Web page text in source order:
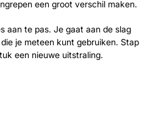
een groot verschil maken.
aan te pas. Je gaat aan de slag
je meteen kunt gebruiken. Stap
een nieuwe uitstraling.